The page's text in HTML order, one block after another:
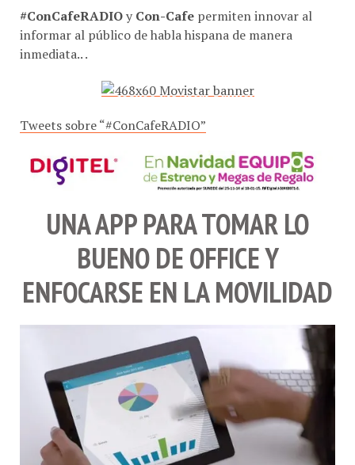
#ConCafeRADIOy Con-Cafe permiten innovar al
informar al público de habla hispana de manera
inmediata.. .
Tweets sobre “#ConCafeRADIO”
UNA APP PARA TOMAR LO
BUENO DE OFFICE Y
ENFOCARSE EN LA MOVILIDAD